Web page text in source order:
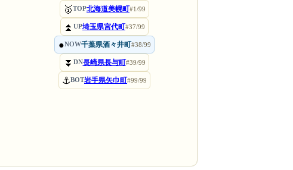
🥇TOP北海道美幌町#1/99
⏫ UP埼玉県宮代町#37/99
●NOW千葉県酒々井町#38/99
⏬ DN長崎県長与町#39/99
⚓BOT岩手県矢巾町#99/99